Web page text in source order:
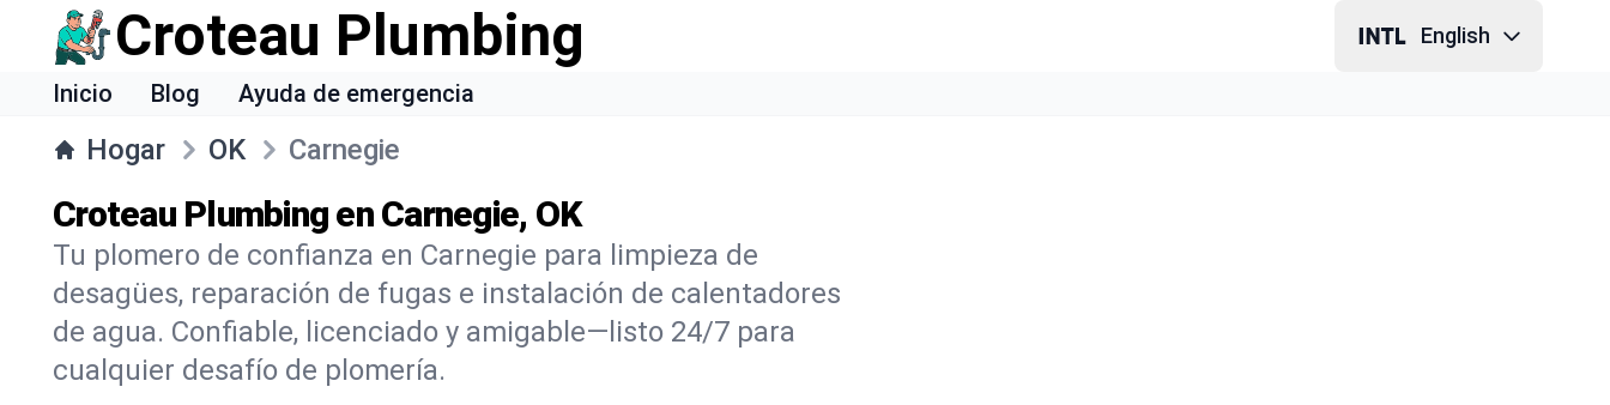
Croteau Plumbing English
Inicio Blog Ayuda de emergencia
Hogar OK Carnegie
Croteau Plumbing en Carnegie, OK
Tu plomero de confianza en Carnegie para limpieza de
desagües, reparación de fugas e instalación de calentadores
de agua. Confiable, licenciado y amigable—listo 24/7 para
cualquier desafío de plomería.